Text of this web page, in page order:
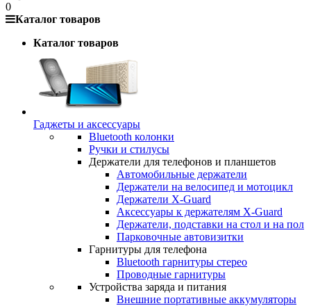
0
Каталог товаров
Каталог товаров
Гаджеты и аксессуары
Bluetooth колонки
Ручки и стилусы
Держатели для телефонов и планшетов
Автомобильные держатели
Держатели на велосипед и мотоцикл
Держатели X-Guard
Аксессуары к держателям X-Guard
Держатели, подставки на стол и на пол
Парковочные автовизитки
Гарнитуры для телефона
Bluetooth гарнитуры стерео
Проводные гарнитуры
Устройства заряда и питания
Внешние портативные аккумуляторы